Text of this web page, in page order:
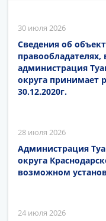
30 июля 2026
Сведения об
администрация
округа принимает
30.12.2020г.
28 июля 2026
Администрация
округа
возможном
24 июля 2026